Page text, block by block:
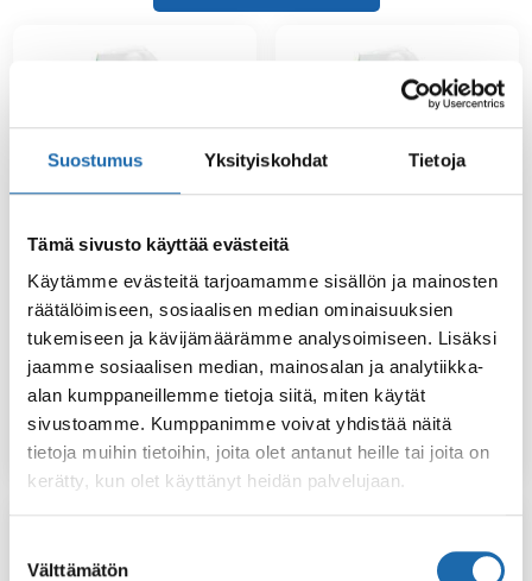
Suostumus Yksityiskohdat Tietoja
Tämä sivusto käyttää evästeitä
Käytämme evästeitä tarjoamamme sisällön ja mainosten
räätälöimiseen, sosiaalisen median ominaisuuksien
tukemiseen ja kävijämäärämme analysoimiseen. Lisäksi
jaamme sosiaalisen median, mainosalan ja analytiikka-
alan kumppaneillemme tietoja siitä, miten käytät
sivustoamme. Kumppanimme voivat yhdistää näitä
tietoja muihin tietoihin, joita olet antanut heille tai joita on
kerätty, kun olet käyttänyt heidän palvelujaan.
valinta
Välttämätön
Eläintiladesi 500 ml
8.00 €
Lisää ostoskoriin
Softcare Hajun- ja
tahranpoistaja 500 ml
12.00€
Lisää ostoskoriin